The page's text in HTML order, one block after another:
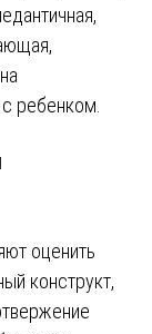
ребенком.
оценить
конструкт,